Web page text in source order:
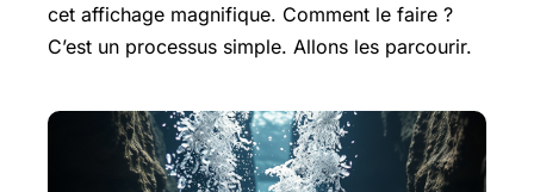
cet affichage magnifique. Comment le faire ?
C’est un processus simple. Allons les parcourir.